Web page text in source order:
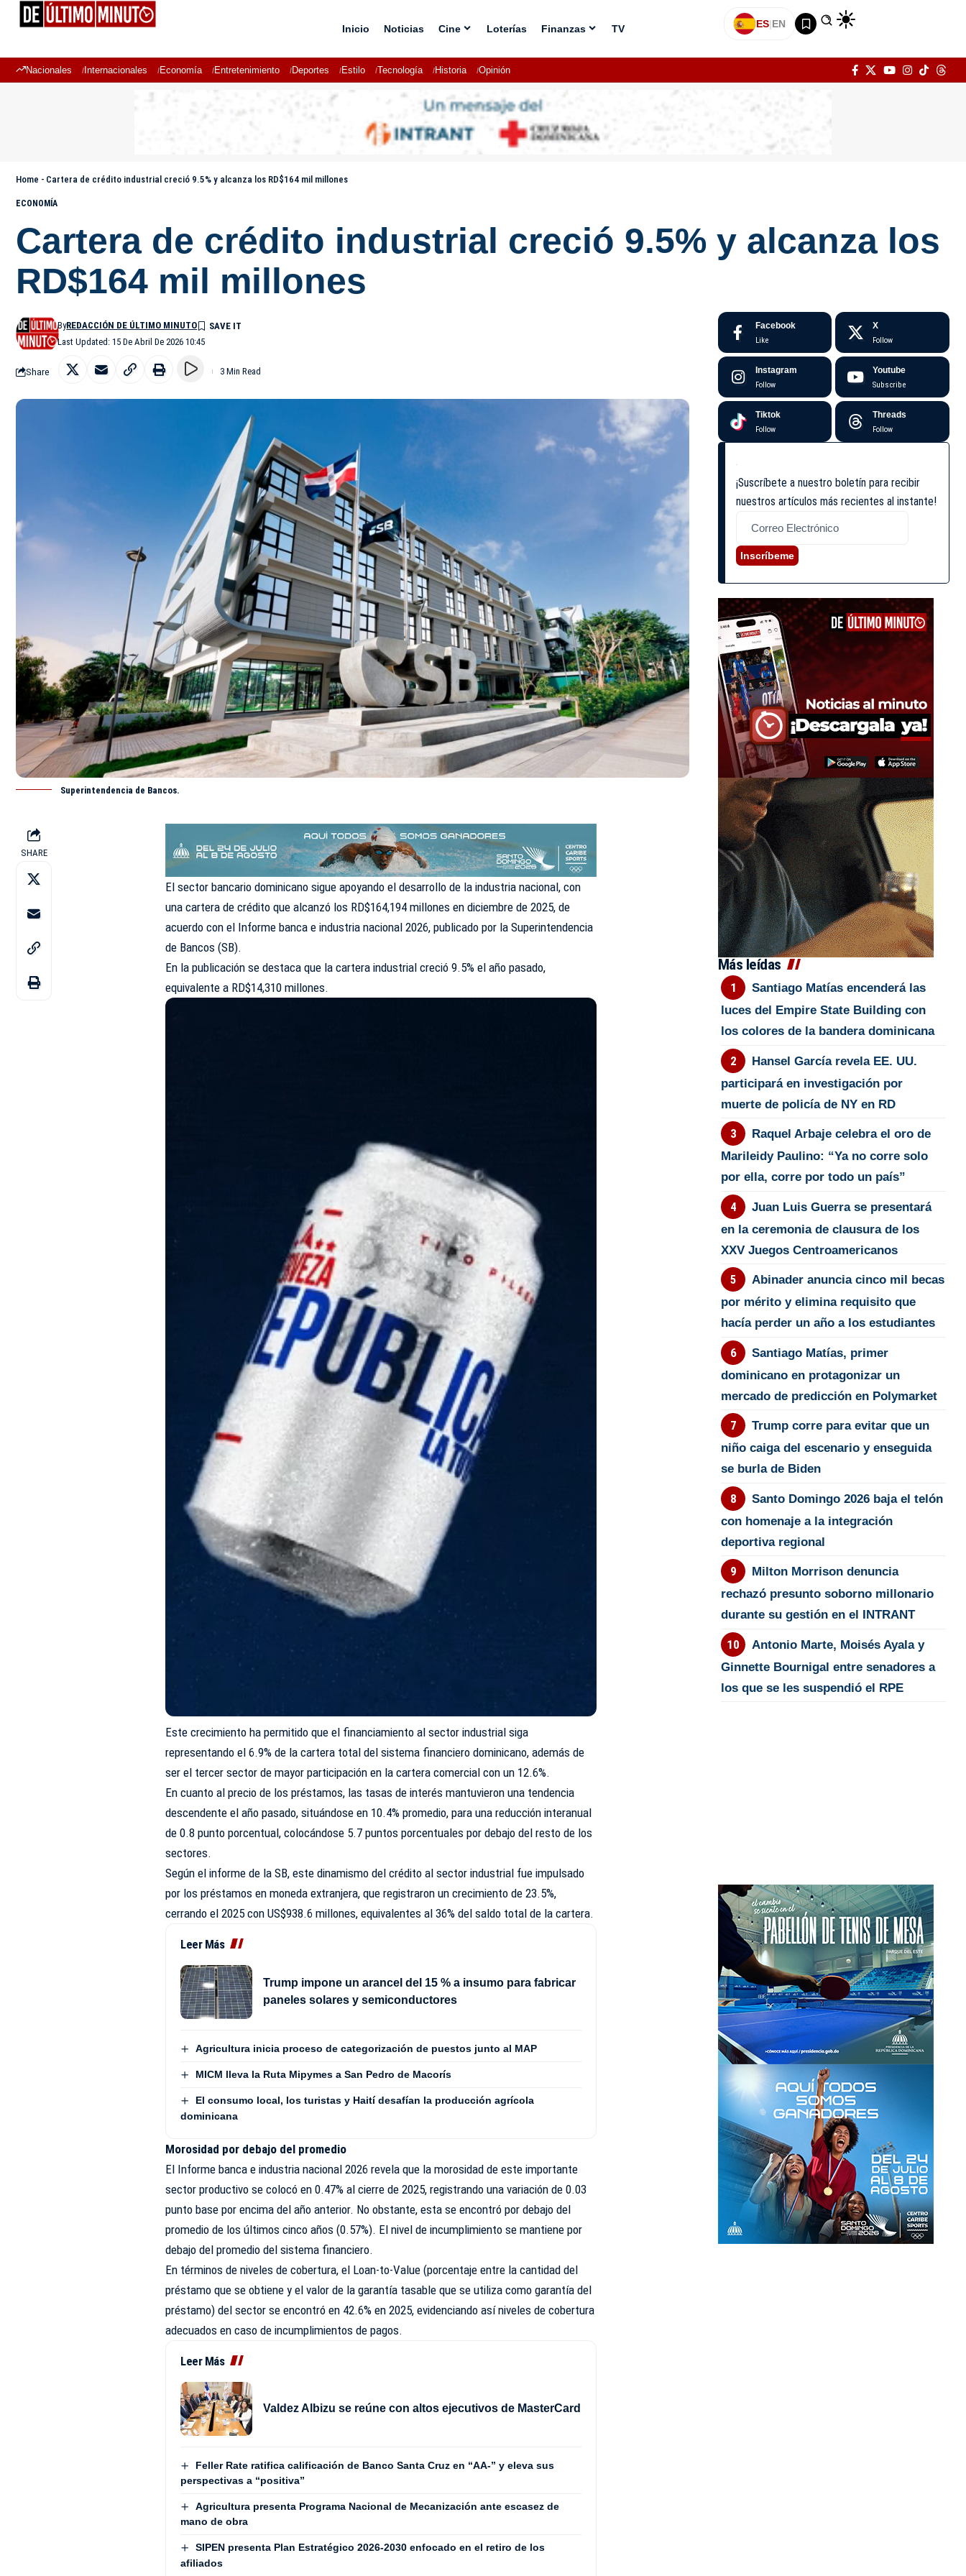
Inicio Noticias Cine Loterías Finanzas TV ES|EN
Nacionales Internacionales Economía Entretenimiento Deportes Estilo Tecnología Historia Opinión
Home - Cartera de crédito industrial creció 9.5% y alcanza los RD$164 mil millones
ECONOMÍA
Cartera de crédito industrial creció 9.5% y alcanza los
RD$164 mil millones
Last Updated: 15 De Abril De 2026 10:45
ByREDACCIÓN DE ÚLTIMO MINUTO
Share 3 Min Read
Superintendencia de Bancos.
SHARE
El sector bancario dominicano sigue apoyando el desarrollo de la industria nacional, con
una cartera de crédito que alcanzó los RD$164,194 millones en diciembre de 2025, de
acuerdo con el Informe banca e industria nacional 2026, publicado por la Superintendencia
de Bancos (SB).
En la publicación se destaca que la cartera industrial creció 9.5% el año pasado,
equivalente a RD$14,310 millones.
Este crecimiento ha permitido que el financiamiento al sector industrial siga
representando el 6.9% de la cartera total del sistema financiero dominicano, además de
ser el tercer sector de mayor participación en la cartera comercial con un 12.6%.
En cuanto al precio de los préstamos, las tasas de interés mantuvieron una tendencia
descendente el año pasado, situándose en 10.4% promedio, para una reducción interanual
de 0.8 punto porcentual, colocándose 5.7 puntos porcentuales por debajo del resto de los
sectores.
Según el informe de la SB, este dinamismo del crédito al sector industrial fue impulsado
por los préstamos en moneda extranjera, que registraron un crecimiento de 23.5%,
cerrando el 2025 con US$938.6 millones, equivalentes al 36% del saldo total de la cartera.
Leer Más
Trump impone un arancel del 15 % a insumo para fabricar
paneles solares y semiconductores
Agricultura inicia proceso de categorización de puestos junto al MAP
MICM lleva la Ruta Mipymes a San Pedro de Macorís
El consumo local, los turistas y Haití desafían la producción agrícola
dominicana
Morosidad por debajo del promedio
El Informe banca e industria nacional 2026 revela que la morosidad de este importante
sector productivo se colocó en 0.47% al cierre de 2025, registrando una variación de 0.03
punto base por encima del año anterior. No obstante, esta se encontró por debajo del
promedio de los últimos cinco años (0.57%). El nivel de incumplimiento se mantiene por
debajo del promedio del sistema financiero.
En términos de niveles de cobertura, el Loan-to-Value (porcentaje entre la cantidad del
préstamo que se obtiene y el valor de la garantía tasable que se utiliza como garantía del
préstamo) del sector se encontró en 42.6% en 2025, evidenciando así niveles de cobertura
adecuados en caso de incumplimientos de pagos.
Leer Más
Valdez Albizu se reúne con altos ejecutivos de MasterCard
Feller Rate ratifica calificación de Banco Santa Cruz en “AA-” y eleva sus
perspectivas a “positiva”
Agricultura presenta Programa Nacional de Mecanización ante escasez de
mano de obra
SIPEN presenta Plan Estratégico 2026-2030 enfocado en el retiro de los
afiliados
Facebook
Like
X
Follow
Instagram
Follow
Youtube
Subscribe
Tiktok
Follow
Threads
Follow
¡Suscríbete a nuestro boletín para recibir
nuestros artículos más recientes al instante!
Inscríbeme
Más leídas
Santiago Matías encenderá las
luces del Empire State Building con
los colores de la bandera dominicana
Hansel García revela EE. UU.
participará en investigación por
muerte de policía de NY en RD
Raquel Arbaje celebra el oro de
Marileidy Paulino: “Ya no corre solo
por ella, corre por todo un país”
Juan Luis Guerra se presentará
en la ceremonia de clausura de los
XXV Juegos Centroamericanos
Abinader anuncia cinco mil becas
por mérito y elimina requisito que
hacía perder un año a los estudiantes
Santiago Matías, primer
dominicano en protagonizar un
mercado de predicción en Polymarket
Trump corre para evitar que un
niño caiga del escenario y enseguida
se burla de Biden
Santo Domingo 2026 baja el telón
con homenaje a la integración
deportiva regional
Milton Morrison denuncia
rechazó presunto soborno millonario
durante su gestión en el INTRANT
Antonio Marte, Moisés Ayala y
Ginnette Bournigal entre senadores a
los que se les suspendió el RPE